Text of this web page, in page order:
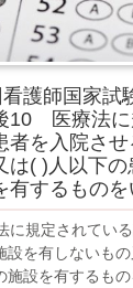
看護師国家
医療法に
者を入院さ
は( )人以下
有するものを
規定されてい
設を有しないも
施設を有するも